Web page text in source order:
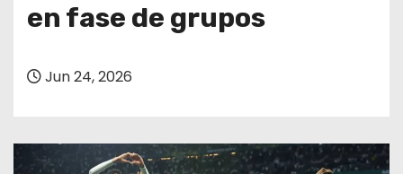
en fase de grupos
Jun 24, 2026